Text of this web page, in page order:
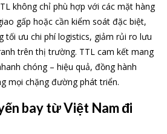
không chỉ phù hợp với các mặt hàng
gấp hoặc cần kiểm soát đặc biệt,
tối ưu chi phí logistics, giảm rủi ro lưu
trên thị trường. TTL cam kết mang
chóng – hiệu quả, đồng hành
mọi chặng đường phát triển.
bay từ Việt Nam đi